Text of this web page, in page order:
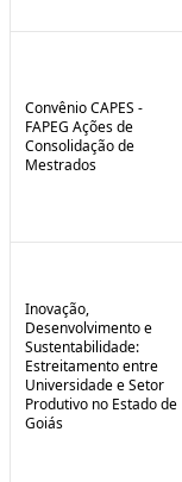
Convênio CAPES -
FAPEG Ações de
Consolidação de
Mestrados
Inovação,
Desenvolvimento e
Sustentabilidade:
Estreitamento entre
Universidade e Setor
Produtivo no Estado de
Goiás